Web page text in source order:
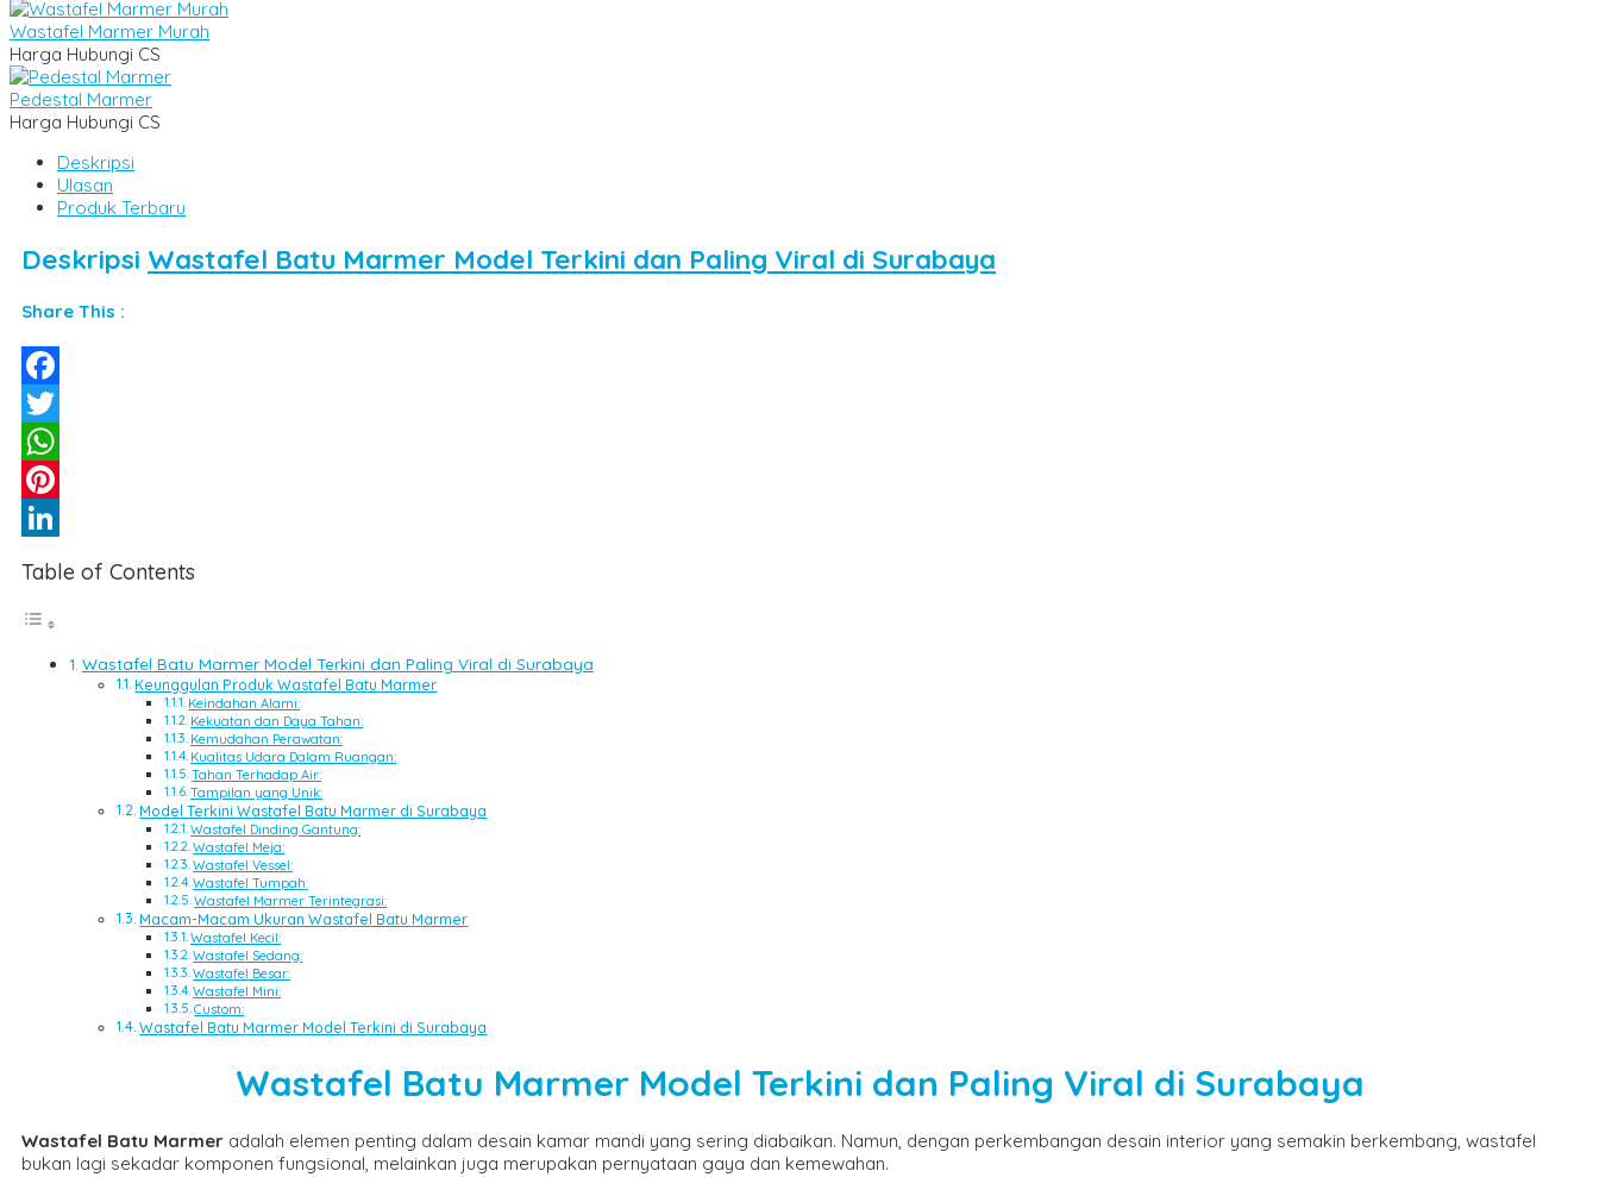
Wastafel Marmer Murah
Harga Hubungi CS
Pedestal Marmer
Harga Hubungi CS
Deskripsi
Ulasan
Produk Terbaru
Deskripsi Wastafel Batu Marmer Model Terkini dan Paling Viral di Surabaya
Share This :
Facebook
Twitter
WhatsApp
Pinterest
Table of Contents
Wastafel Batu Marmer Model Terkini dan Paling Viral di Surabaya
Keunggulan Produk Wastafel Batu Marmer
Keindahan Alami:
Kekuatan dan Daya Tahan:
Kemudahan Perawatan:
Kualitas Udara Dalam Ruangan:
Tahan Terhadap Air:
Tampilan yang Unik:
Model Terkini Wastafel Batu Marmer di Surabaya
Wastafel Dinding Gantung:
Wastafel Meja:
Wastafel Vessel:
Wastafel Tumpah:
Wastafel Marmer Terintegrasi:
Macam-Macam Ukuran Wastafel Batu Marmer
Wastafel Kecil:
Wastafel Sedang:
Wastafel Besar:
Wastafel Mini:
Custom:
Wastafel Batu Marmer Model Terkini di Surabaya
Wastafel Batu Marmer Model Terkini dan Paling Viral di Surabaya
Wastafel Batu Marmer adalah elemen penting dalam desain kamar mandi yang sering diabaikan. Namun, dengan perkembangan desain interior yang semakin berkembang, wastafel
bukan lagi sekadar komponen fungsional, melainkan juga merupakan pernyataan gaya dan kemewahan.